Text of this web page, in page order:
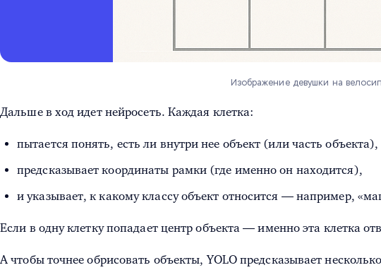
Изображение девушки на
Дальше в ход идет нейросеть. Каждая клетка:
пытается понять, есть ли внутри нее объект (или часть объекта),
предсказывает координаты рамки (где именно он находится),
и указывает, к какому классу объект относится — например,
Если в одну клетку попадает центр объекта — именно эта клетка
А чтобы точнее обрисовать объекты, YOLO предсказывает